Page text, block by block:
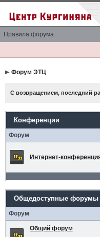
Правила форума
Форум ЭТЦ
С возвращением, последний
Конференции
Форум
Интернет-
Общедоступные форумы
Форум
Общий форум